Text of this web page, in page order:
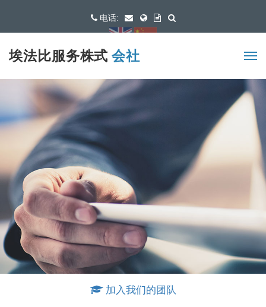
电话:
可用语言
埃法比服务株式会社
加入我们的团队